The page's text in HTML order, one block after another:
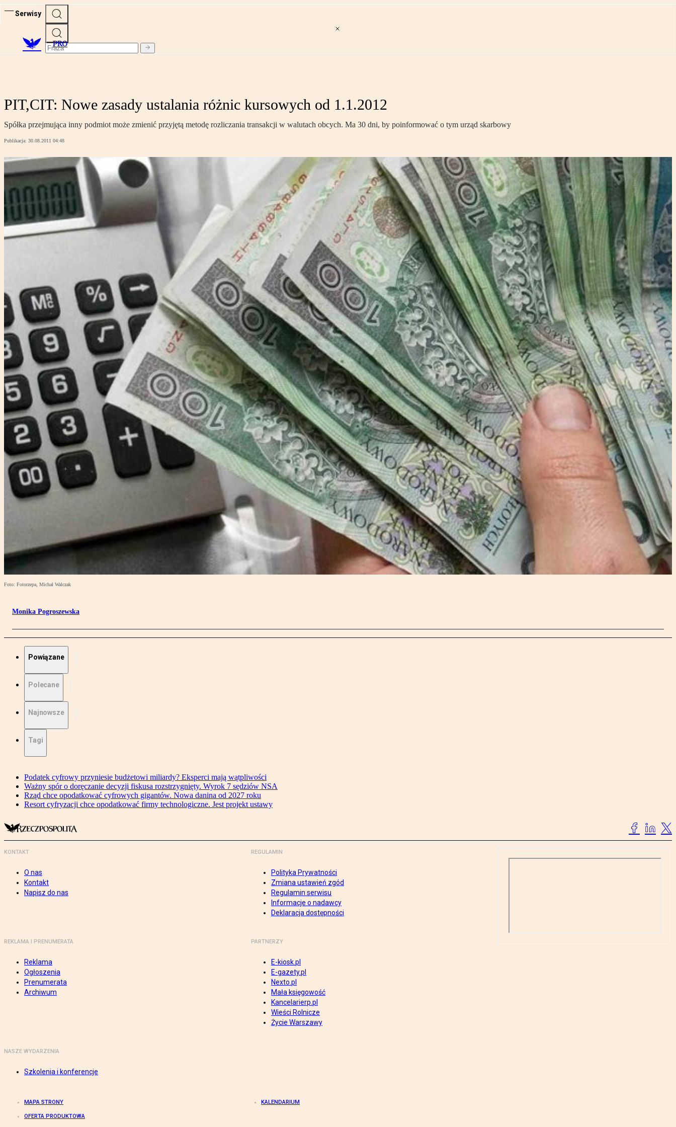
Serwisy
PRO
PIT,CIT: Nowe zasady ustalania różnic kursowych od 1.1.2012
Spółka przejmująca inny podmiot może zmienić przyjętą metodę rozliczania transakcji w walutach obcych. Ma 30 dni, by poinformować o tym urząd skarbowy
Publikacja: 30.08.2011 04:48
Foto: Fotorzepa, Michał Walczak
Monika Pogroszewska
Powiązane
Polecane
Najnowsze
Tagi
Podatek cyfrowy przyniesie budżetowi miliardy? Eksperci mają wątpliwości
Ważny spór o doręczanie decyzji fiskusa rozstrzygnięty. Wyrok 7 sędziów NSA
Rząd chce opodatkować cyfrowych gigantów. Nowa danina od 2027 roku
Resort cyfryzacji chce opodatkować firmy technologiczne. Jest projekt ustawy
KONTAKT
O nas
Kontakt
Napisz do nas
REGULAMIN
Polityka Prywatności
Zmiana ustawień zgód
Regulamin serwisu
Informacje o nadawcy
Deklaracja dostępności
REKLAMA I PRENUMERATA
Reklama
Ogłoszenia
Prenumerata
Archiwum
PARTNERZY
E-kiosk.pl
E-gazety.pl
Nexto.pl
Mała księgowość
Kancelarierp.pl
Wieści Rolnicze
Życie Warszawy
NASZE WYDARZENIA
Szkolenia i konferencje
MAPA STRONY KALENDARIUM
OFERTA PRODUKTOWA